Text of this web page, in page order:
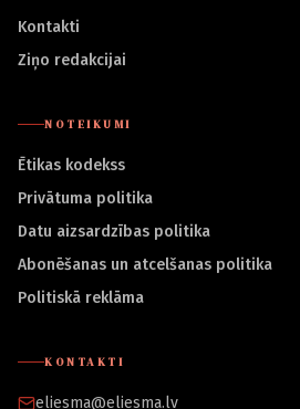
Kontakti
Ziņo redakcijai
NOTEIKUMI
Ētikas kodekss
Privātuma politika
Datu aizsardzības politika
Abonēšanas un atcelšanas politika
Politiskā reklāma
KONTAKTI
eliesma@eliesma.lv